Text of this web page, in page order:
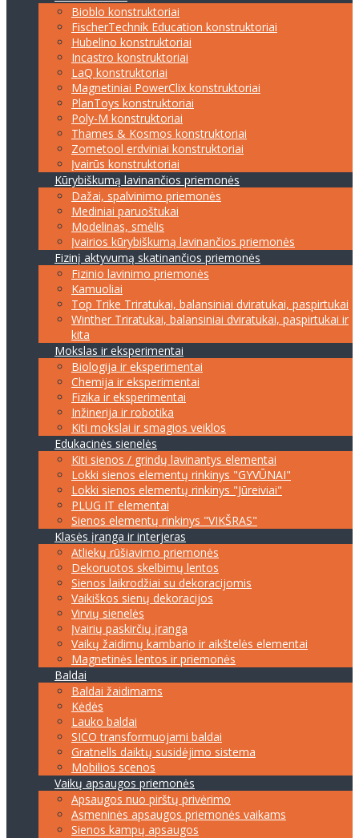
Bioblo konstruktoriai
FischerTechnik Education konstruktoriai
Hubelino konstruktoriai
Incastro konstruktoriai
LaQ konstruktoriai
Magnetiniai PowerClix konstruktoriai
PlanToys konstruktoriai
Poly-M konstruktoriai
Thames & Kosmos konstruktoriai
Zometool erdviniai konstruktoriai
Įvairūs konstruktoriai
Kūrybiškumą lavinančios priemonės
Dažai, spalvinimo priemonės
Mediniai paruoštukai
Modelinas, smėlis
Įvairios kūrybiškumą lavinančios priemonės
Fizinį aktyvumą skatinančios priemonės
Fizinio lavinimo priemonės
Kamuoliai
Top Trike Triratukai, balansiniai dviratukai, paspirtukai
Winther Triratukai, balansiniai dviratukai, paspirtukai ir
kita
Mokslas ir eksperimentai
Biologija ir eksperimentai
Chemija ir eksperimentai
Fizika ir eksperimentai
Inžinerija ir robotika
Kiti mokslai ir smagios veiklos
Edukacinės sienelės
Kiti sienos / grindų lavinantys elementai
Lokki sienos elementų rinkinys "GYVŪNAI"
Lokki sienos elementų rinkinys "Jūreiviai"
PLUG IT elementai
Sienos elementų rinkinys "VIKŠRAS"
Klasės įranga ir interjeras
Atliekų rūšiavimo priemonės
Dekoruotos skelbimų lentos
Sienos laikrodžiai su dekoracijomis
Vaikiškos sienų dekoracijos
Virvių sienelės
Įvairių paskirčių įranga
Vaikų žaidimų kambario ir aikštelės elementai
Magnetinės lentos ir priemonės
Baldai
Baldai žaidimams
Kėdės
Lauko baldai
SICO transformuojami baldai
Gratnells daiktų susidėjimo sistema
Mobilios scenos
Vaikų apsaugos priemonės
Apsaugos nuo pirštų privėrimo
Asmeninės apsaugos priemonės vaikams
Sienos kampų apsaugos